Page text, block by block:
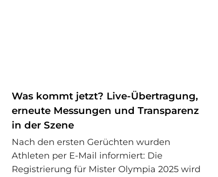
Was kommt jetzt? Live-Übertragung,
erneute Messungen und Transparenz
in der Szene
Nach den ersten Gerüchten wurden
Athleten per E-Mail informiert: Die
Registrierung für Mister Olympia 2025 wird